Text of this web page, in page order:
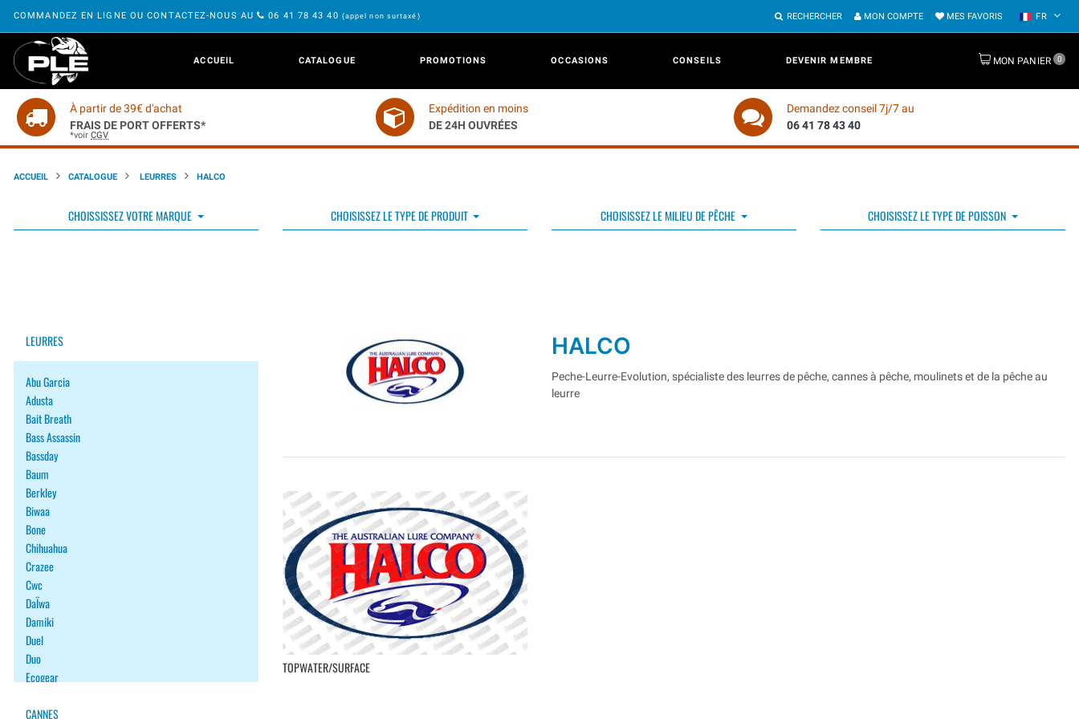
COMMANDEZ EN LIGNE OU CONTACTEZ-NOUS AU 06 41 78 43 40 (appel non surtaxé) RECHERCHER MON COMPTE MES FAVORIS FR
ACCUEIL CATALOGUE PROMOTIONS OCCASIONS CONSEILS DEVENIR MEMBRE MON PANIER 0
À partir de 39€ d'achat
FRAIS DE PORT OFFERTS*
*voir CGV
Expédition en moins
DE 24H OUVRÉES
Demandez conseil 7j/7 au
06 41 78 43 40
ACCUEIL CATALOGUE LEURRES HALCO
CHOISSISSEZ VOTRE MARQUE CHOISISSEZ LE TYPE DE PRODUIT CHOISISSEZ LE MILIEU DE PÊCHE CHOISISSEZ LE TYPE DE POISSON
HALCO
Peche-Leurre-Evolution, spécialiste des leurres de pêche, cannes à pêche, moulinets et de la pêche au
leurre
TOPWATER/SURFACE
LEURRES
Abu Garcia
Adusta
Bait Breath
Bass Assassin
Bassday
Baum
Berkley
Biwaa
Bone
Chihuahua
Crazee
Cwc
DaÏwa
Damiki
Duel
Duo
Ecogear
Fish Arrow
CANNES